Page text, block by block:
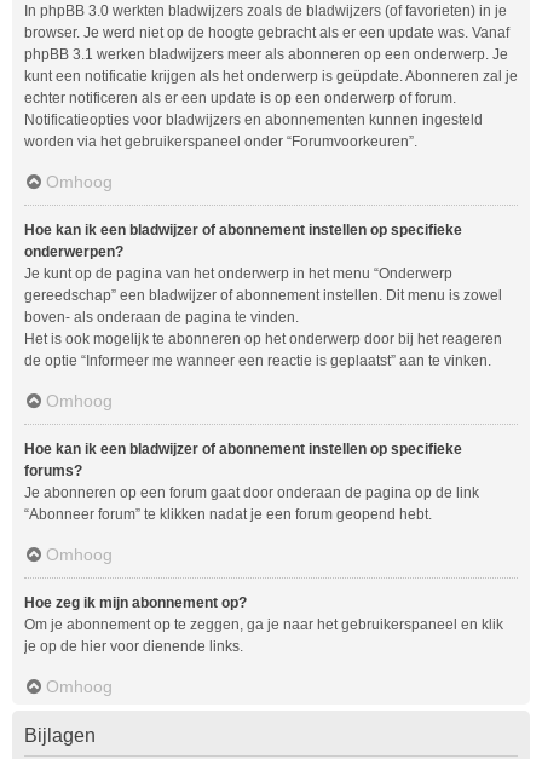
In phpBB 3.0 werkten bladwijzers zoals de bladwijzers (of favorieten) in je
browser. Je werd niet op de hoogte gebracht als er een update was. Vanaf
phpBB 3.1 werken bladwijzers meer als abonneren op een onderwerp. Je
kunt een notificatie krijgen als het onderwerp is geüpdate. Abonneren zal je
echter notificeren als er een update is op een onderwerp of forum.
Notificatieopties voor bladwijzers en abonnementen kunnen ingesteld
worden via het gebruikerspaneel onder “Forumvoorkeuren”.
Omhoog
Hoe kan ik een bladwijzer of abonnement instellen op specifieke
onderwerpen?
Je kunt op de pagina van het onderwerp in het menu “Onderwerp
gereedschap” een bladwijzer of abonnement instellen. Dit menu is zowel
boven- als onderaan de pagina te vinden.
Het is ook mogelijk te abonneren op het onderwerp door bij het reageren
de optie “Informeer me wanneer een reactie is geplaatst” aan te vinken.
Omhoog
Hoe kan ik een bladwijzer of abonnement instellen op specifieke
forums?
Je abonneren op een forum gaat door onderaan de pagina op de link
“Abonneer forum” te klikken nadat je een forum geopend hebt.
Omhoog
Hoe zeg ik mijn abonnement op?
Om je abonnement op te zeggen, ga je naar het gebruikerspaneel en klik
je op de hier voor dienende links.
Omhoog
Bijlagen